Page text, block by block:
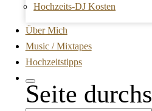
Hochzeits-DJ Kosten
Über Mich
Music / Mixtapes
Hochzeitstipps
Seite